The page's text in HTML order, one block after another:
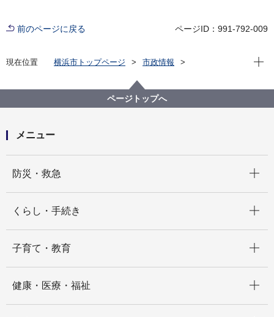
前のページに戻る ページID：991-792-009
現在位置 横浜市トップページ
市政情報
「横浜川崎港湾セミナーinジャカルタ」を開催しまし
た！
現在
ページトップへ
メニュー
防災・救急
くらし・手続き
子育て・教育
健康・医療・福祉